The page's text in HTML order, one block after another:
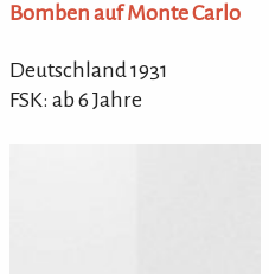
Bomben auf Monte Carlo
Deutschland 1931
FSK: ab 6 Jahre